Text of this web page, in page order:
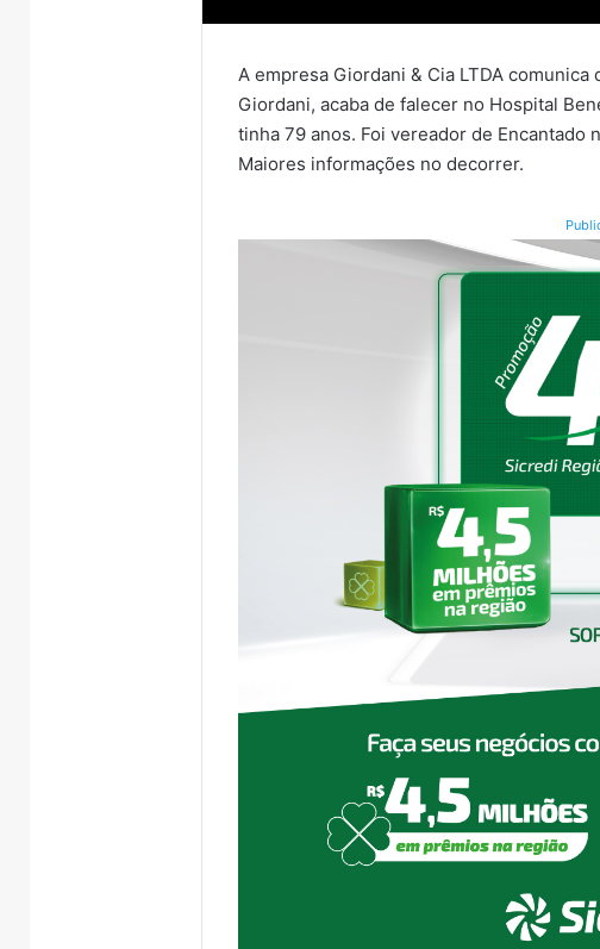
A empresa Giordani & Cia LTDA
Giordani, acaba de falecer no Hospital
tinha 79 anos. Foi vereador de Encantado
Maiores informações no decorrer.